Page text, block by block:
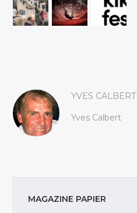
YVES CALBERT
Yves Calbert
MAGAZINE PAPIER